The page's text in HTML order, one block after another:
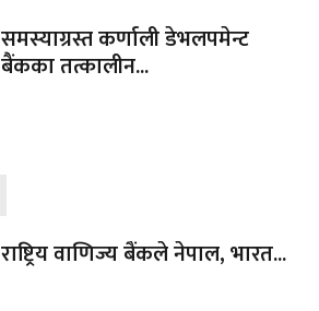
समस्याग्रस्त कर्णाली डेभलपमेन्ट
बैंकका तत्कालीन...
राष्ट्रिय वाणिज्य बैंकले नेपाल, भारत...